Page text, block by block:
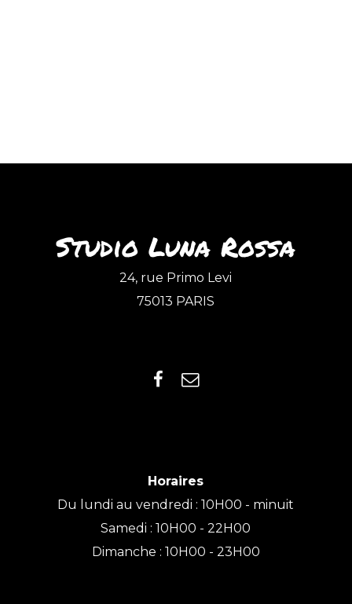
Studio Luna Rossa
24, rue Primo Levi
75013 PARIS
Horaires
Du lundi au vendredi : 10H00 - minuit
Samedi : 10H00 - 22H00
Dimanche : 10H00 - 23H00